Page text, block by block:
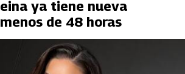
ya tiene nueva
de 48 horas